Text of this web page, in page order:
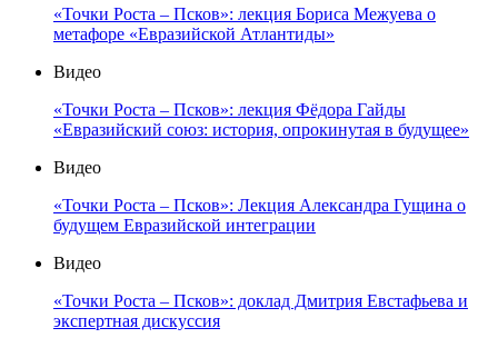
«Точки Роста – Псков»: лекция Бориса Межуева о
метафоре «Евразийской Атлантиды»
Видео
«Точки Роста – Псков»: лекция Фёдора Гайды
«Евразийский союз: история, опрокинутая в будущее»
Видео
«Точки Роста – Псков»: Лекция Александра Гущина о
будущем Евразийской интеграции
Видео
«Точки Роста – Псков»: доклад Дмитрия Евстафьева и
экспертная дискуссия